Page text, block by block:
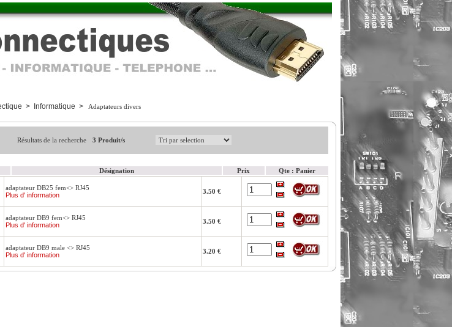
> Informatique > Adaptateurs divers
Résultats de la recherche 3 Produit/s
Désignation Prix Qte : Panier
adaptateur DB25 fem<> RJ45
Plus d' information
3.50 €
adaptateur DB9 fem<> RJ45
Plus d' information
3.50 €
adaptateur DB9 male <> RJ45
Plus d' information
3.20 €